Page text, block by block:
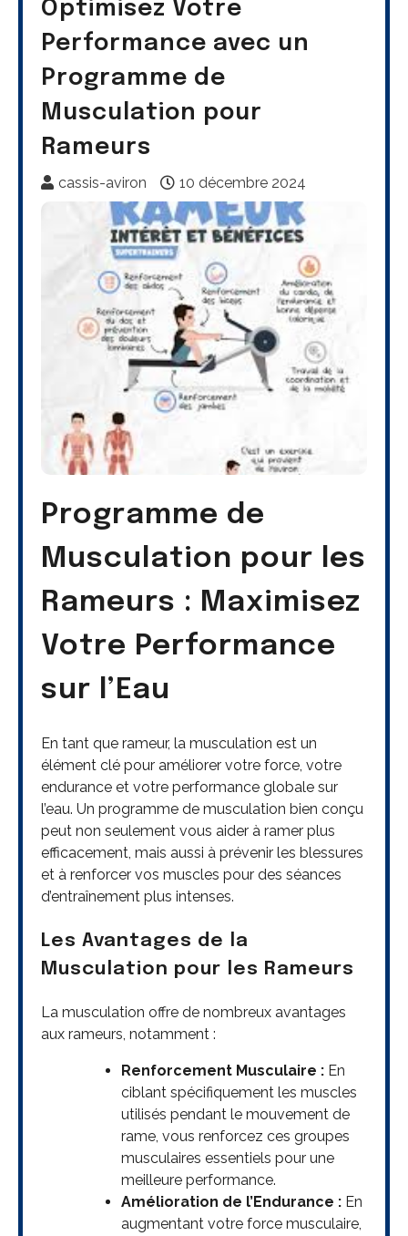
Optimisez Votre
Performance avec un
Programme de
Musculation pour
Rameurs
cassis-aviron 10 décembre 2024
Programme de
Musculation pour les
Rameurs : Maximisez
Votre Performance
sur l’Eau
En tant que rameur, la musculation est un
élément clé pour améliorer votre force, votre
endurance et votre performance globale sur
l’eau. Un programme de musculation bien conçu
peut non seulement vous aider à ramer plus
efficacement, mais aussi à prévenir les blessures
et à renforcer vos muscles pour des séances
d’entraînement plus intenses.
Les Avantages de la
Musculation pour les Rameurs
La musculation offre de nombreux avantages
aux rameurs, notamment :
Renforcement Musculaire : En
ciblant spécifiquement les muscles
utilisés pendant le mouvement de
rame, vous renforcez ces groupes
musculaires essentiels pour une
meilleure performance.
Amélioration de l’Endurance : En
augmentant votre force musculaire,